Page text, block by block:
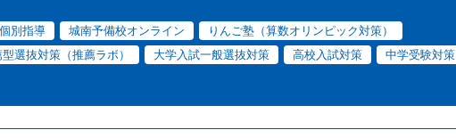
別指導 城南予備校オンライン
りんご塾（算数オリンピック対策）
選抜対策（推薦ラボ） 大学入試一般選抜対策 高校入試対策
中学受験対策